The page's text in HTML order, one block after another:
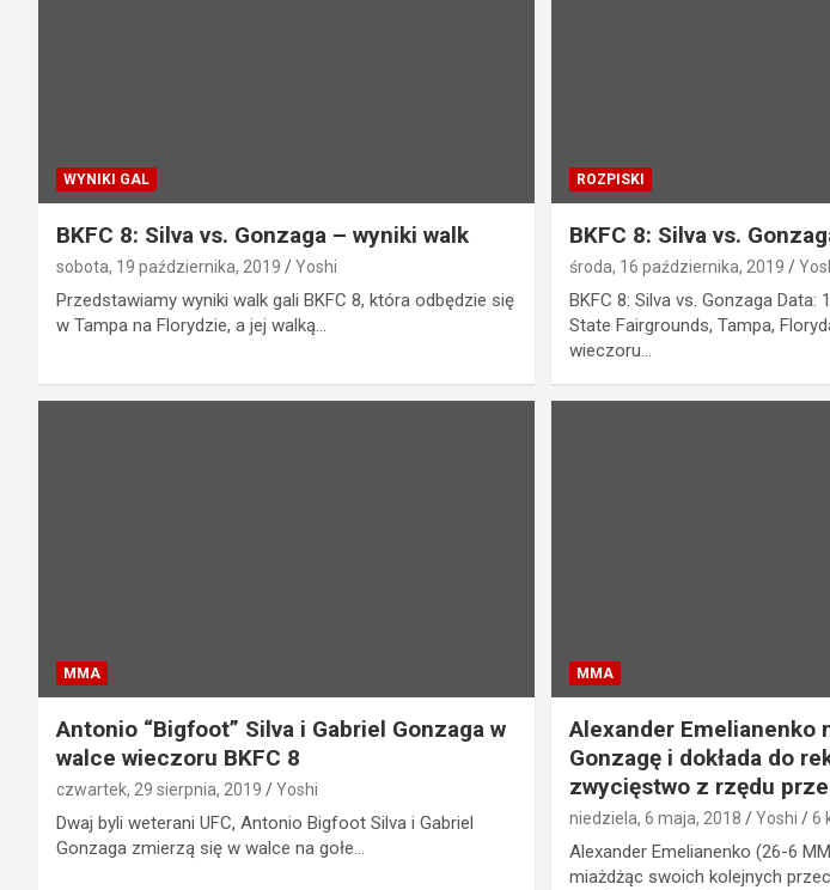
WYNIKI GAL
BKFC 8: Silva vs. Gonzaga – wyniki walk
sobota, 19 października, 2019 Yoshi
Przedstawiamy wyniki walk gali BKFC 8, która odbędzie się
w Tampa na Florydzie, a jej walką…
ROZPISKI
BKFC 8: Silva vs.
środa, 16 października, 2019
BKFC 8: Silva vs. Gonzaga Data:
State Fairgrounds, Tampa,
wieczoru…
MMA
Antonio “Bigfoot” Silva i Gabriel Gonzaga w
walce wieczoru BKFC 8
czwartek, 29 sierpnia, 2019 Yoshi
Dwaj byli weterani UFC, Antonio Bigfoot Silva i Gabriel
Gonzaga zmierzą się w walce na gołe…
MMA
Alexander Emelianenko
Gonzagę i dokłada do
zwycięstwo z rzędu
niedziela, 6 maja, 2018 Yoshi 6
Alexander Emelianenko (26-6
miażdżąc swoich kolejnych